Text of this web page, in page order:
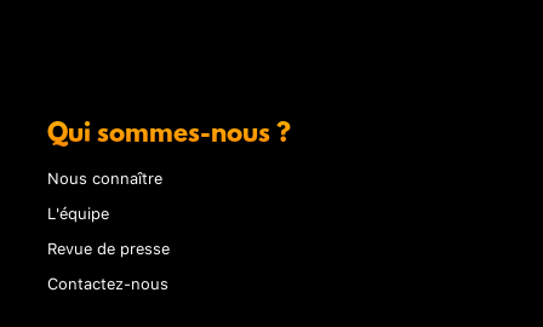
Qui sommes-nous ?
Nous connaître
L'équipe
Revue de presse
Contactez-nous